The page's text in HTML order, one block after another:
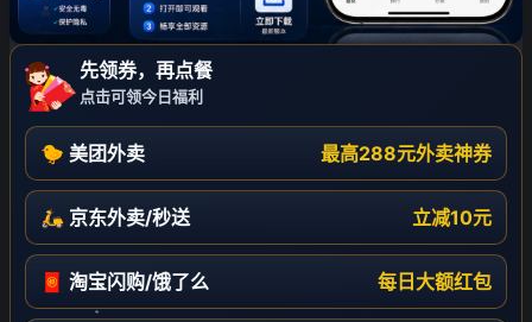
先领券，再点餐
点击可领今日福利
🐤 美团外卖 最高288元外卖神券
🛵 京东外卖/秒送 立减10元
🧧 淘宝闪购/饿了么 每日大额红包